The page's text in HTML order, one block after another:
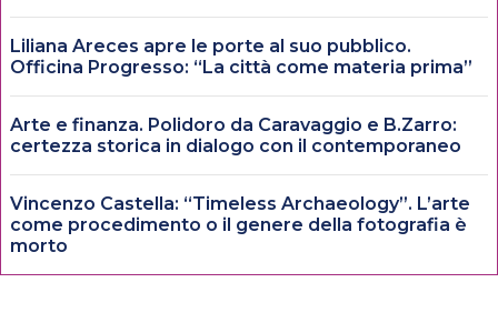
Liliana Areces apre le porte al suo pubblico.
Officina Progresso: “La città come materia prima”
Arte e finanza. Polidoro da Caravaggio e B.Zarro:
certezza storica in dialogo con il contemporaneo
Vincenzo Castella: “Timeless Archaeology”. L’arte
come procedimento o il genere della fotografia è
morto